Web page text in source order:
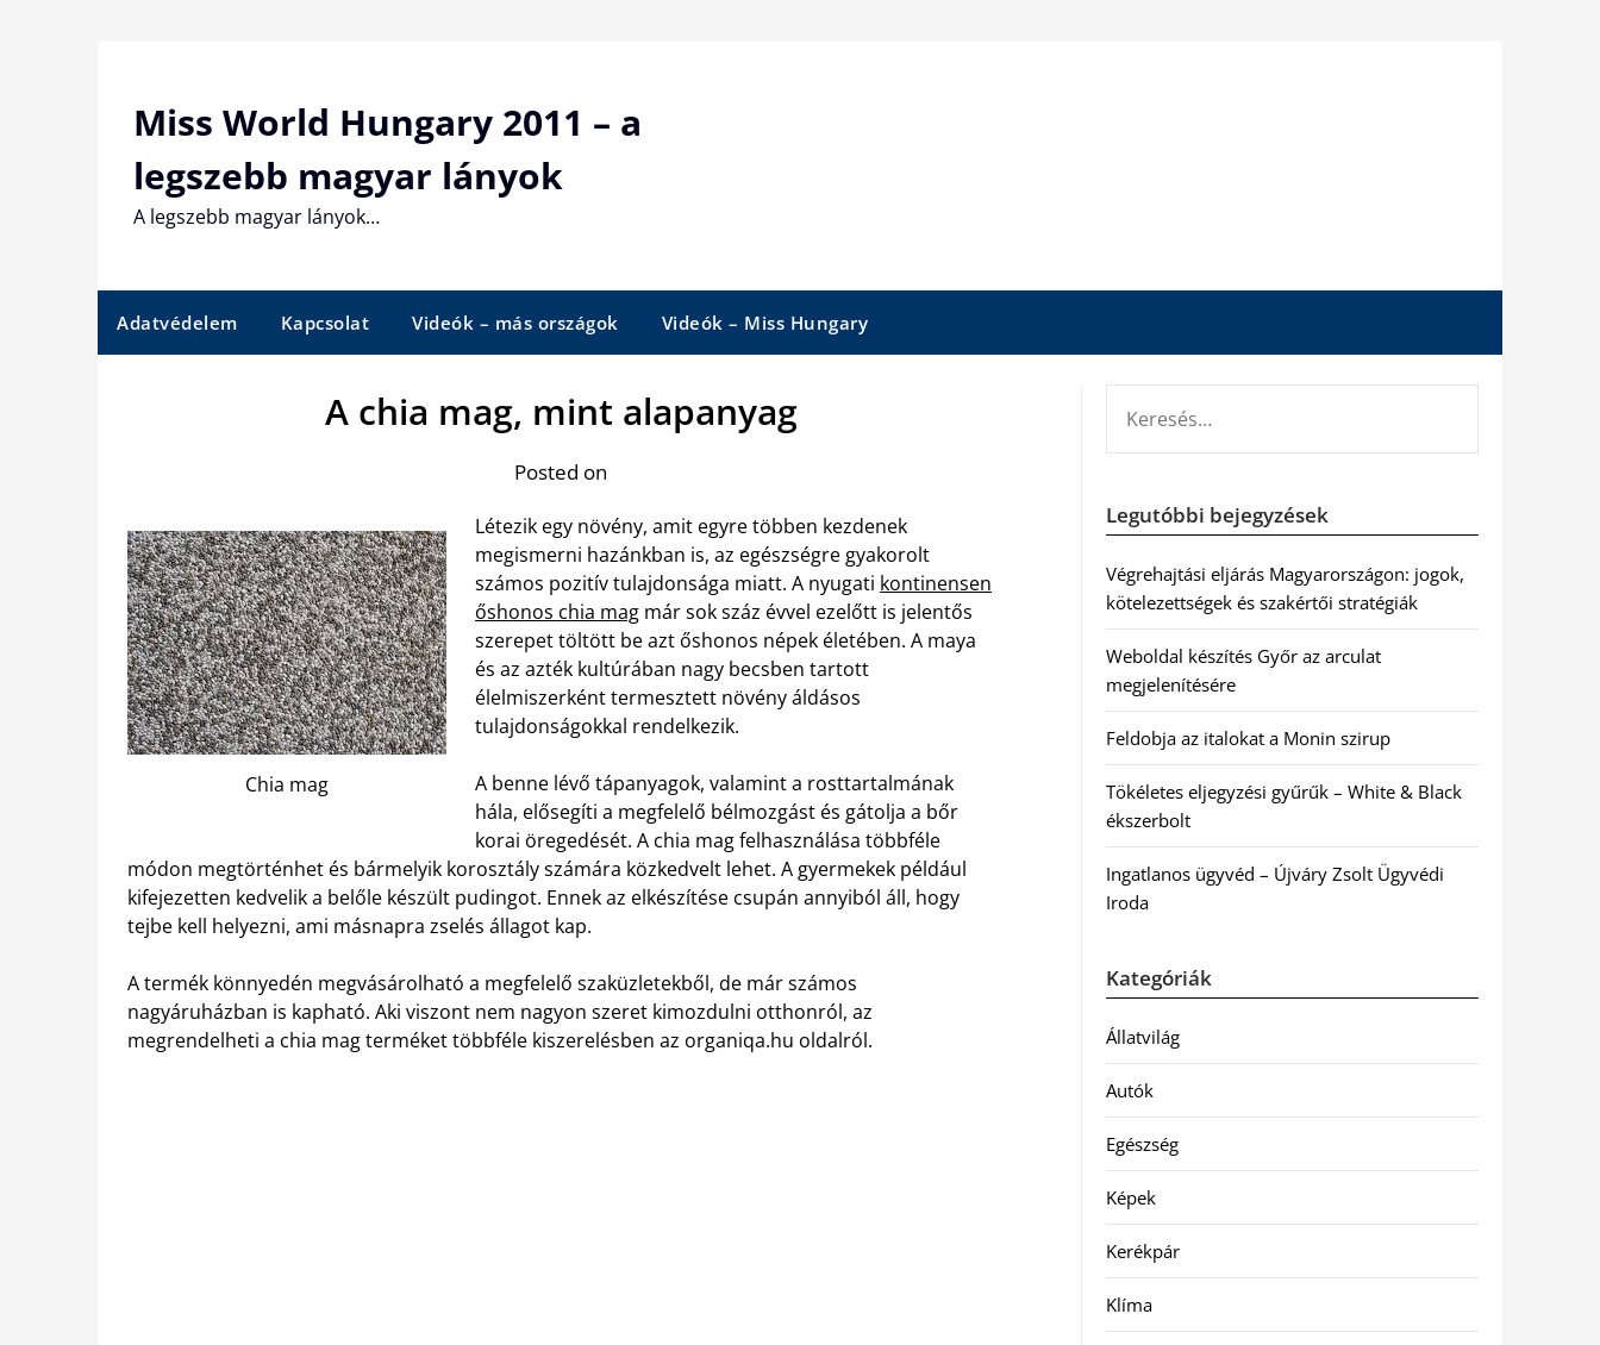
Miss World Hungary 2011 – a
legszebb magyar lányok
A legszebb magyar lányok…
Adatvédelem Kapcsolat Videók – más országok Videók – Miss Hungary
A chia mag, mint alapanyag
Posted on
Chia mag
Létezik egy növény, amit egyre többen kezdenek
megismerni hazánkban is, az egészségre gyakorolt
számos pozitív tulajdonsága miatt. A nyugati kontinensen
őshonos chia mag már sok száz évvel ezelőtt is jelentős
szerepet töltött be azt őshonos népek életében. A maya
és az azték kultúrában nagy becsben tartott
élelmiszerként termesztett növény áldásos
tulajdonságokkal rendelkezik.
A benne lévő tápanyagok, valamint a rosttartalmának
hála, elősegíti a megfelelő bélmozgást és gátolja a bőr
korai öregedését. A chia mag felhasználása többféle
módon megtörténhet és bármelyik korosztály számára közkedvelt lehet. A gyermekek például
kifejezetten kedvelik a belőle készült pudingot. Ennek az elkészítése csupán annyiból áll, hogy
tejbe kell helyezni, ami másnapra zselés állagot kap.
A termék könnyedén megvásárolható a megfelelő szaküzletekből, de már számos
nagyáruházban is kapható. Aki viszont nem nagyon szeret kimozdulni otthonról, az
megrendelheti a chia mag terméket többféle kiszerelésben az organiqa.hu oldalról.
Legutóbbi bejegyzések
Végrehajtási eljárás Magyarországon: jogok,
kötelezettségek és szakértői stratégiák
Weboldal készítés Győr az arculat
megjelenítésére
Feldobja az italokat a Monin szirup
Tökéletes eljegyzési gyűrűk – White & Black
ékszerbolt
Ingatlanos ügyvéd – Újváry Zsolt Ügyvédi
Iroda
Kategóriák
Állatvilág
Autók
Egészség
Képek
Kerékpár
Klíma